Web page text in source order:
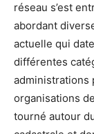
réseau s’est
abordant
actuelle qui
différentes
administrations
organisations
tourné autour